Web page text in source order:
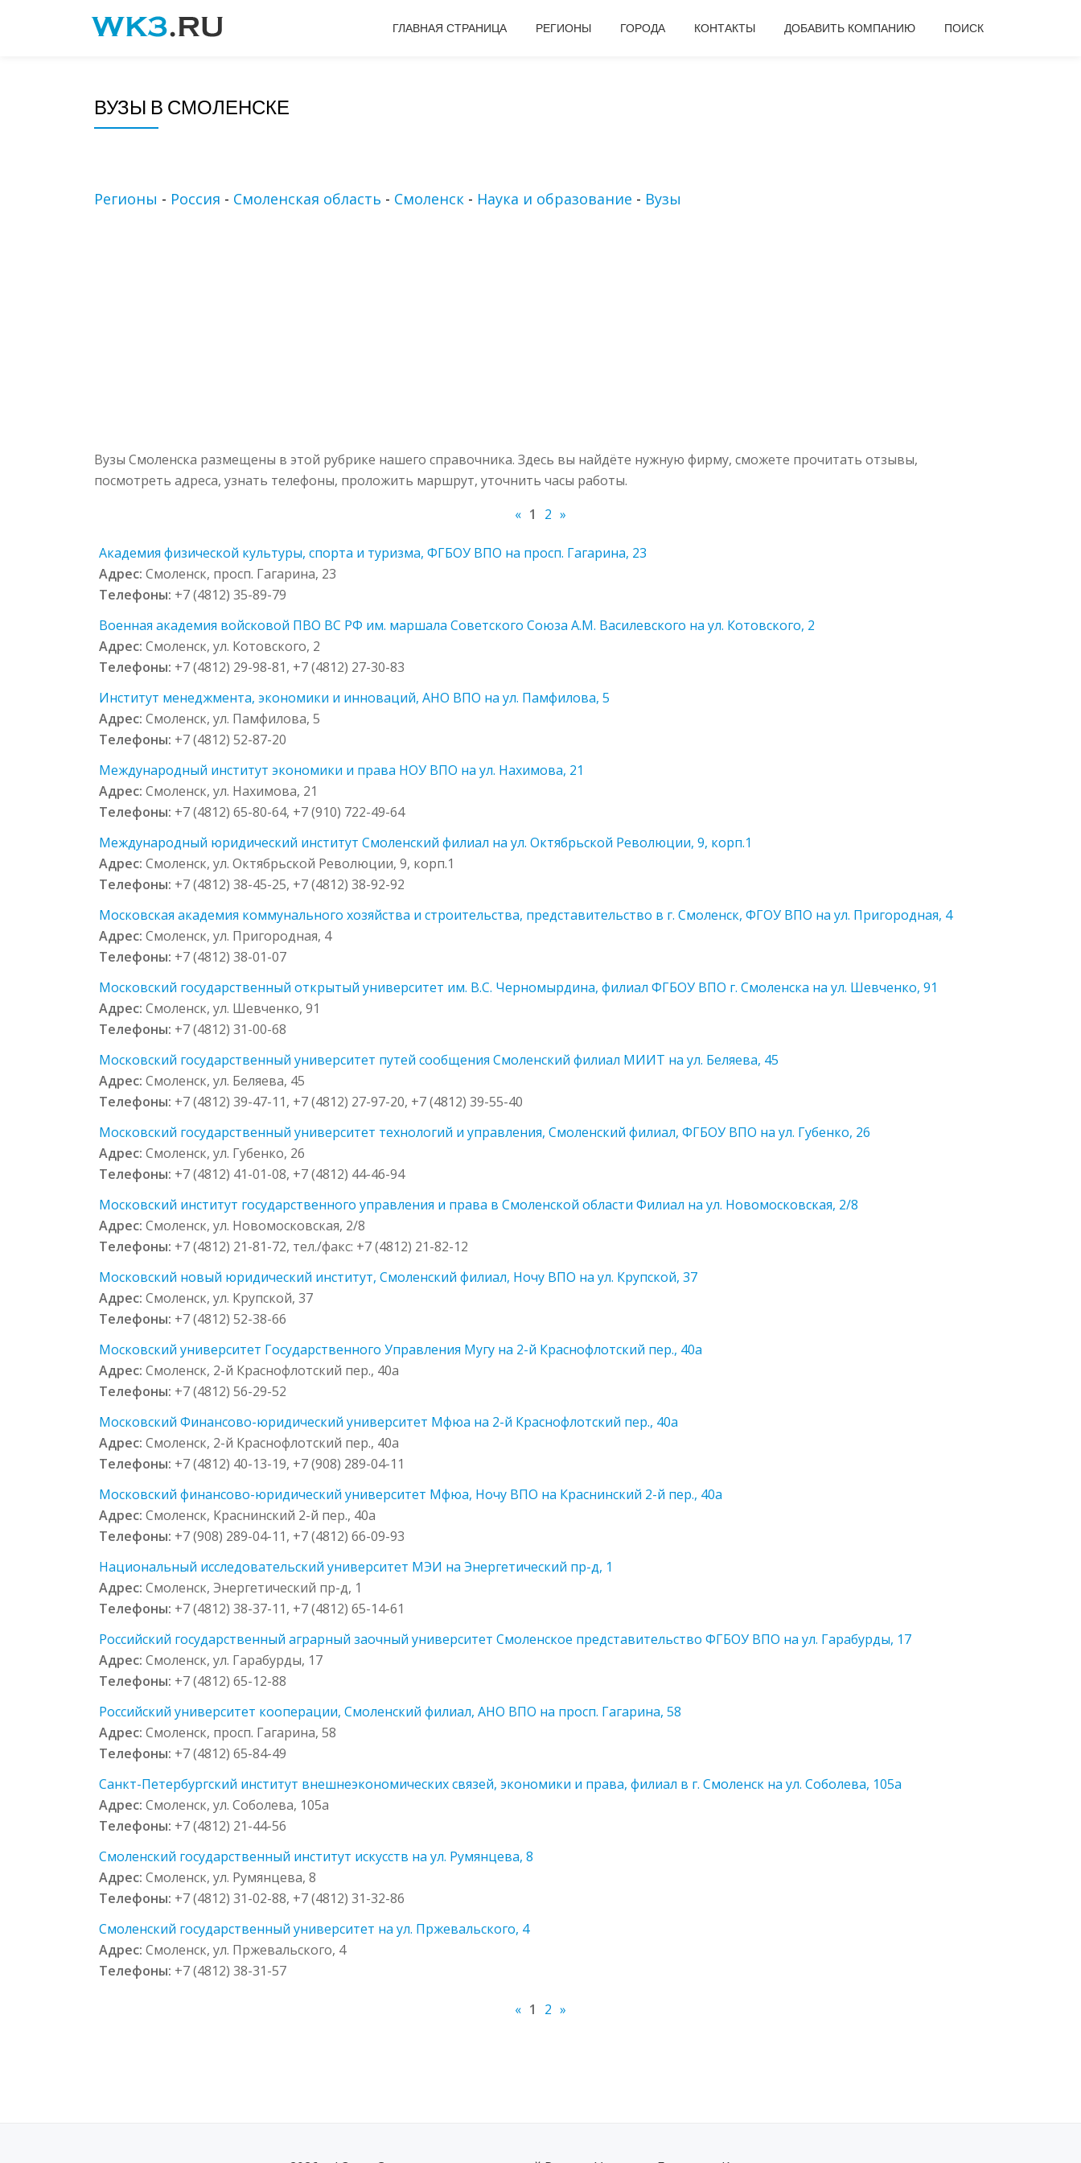
ГЛАВНАЯ СТРАНИЦА РЕГИОНЫ ГОРОДА КОНТАКТЫ ДОБАВИТЬ КОМПАНИЮ ПОИСК
ВУЗЫ В СМОЛЕНСКЕ
Регионы - Россия - Смоленская область - Смоленск - Наука и образование - Вузы
Вузы Смоленска размещены в этой рубрике нашего справочника. Здесь вы найдёте нужную фирму, сможете прочитать отзывы,
посмотреть адреса, узнать телефоны, проложить маршрут, уточнить часы работы.
« 1 2 »
Академия физической культуры, спорта и туризма, ФГБОУ ВПО на просп. Гагарина, 23
Адрес:Смоленск, просп. Гагарина, 23
Телефоны: +7 (4812) 35-89-79
Военная академия войсковой ПВО ВС РФ им. маршала Советского Союза А.М. Василевского на ул. Котовского, 2
Адрес:Смоленск, ул. Котовского, 2
Телефоны: +7 (4812) 29-98-81, +7 (4812) 27-30-83
Институт менеджмента, экономики и инноваций, АНО ВПО на ул. Памфилова, 5
Адрес:Смоленск, ул. Памфилова, 5
Телефоны: +7 (4812) 52-87-20
Международный институт экономики и права НОУ ВПО на ул. Нахимова, 21
Адрес:Смоленск, ул. Нахимова, 21
Телефоны: +7 (4812) 65-80-64, +7 (910) 722-49-64
Международный юридический институт Смоленский филиал на ул. Октябрьской Революции, 9, корп.1
Адрес:Смоленск, ул. Октябрьской Революции, 9, корп.1
Телефоны: +7 (4812) 38-45-25, +7 (4812) 38-92-92
Московская академия коммунального хозяйства и строительства, представительство в г. Смоленск, ФГОУ ВПО на ул. Пригородная, 4
Адрес:Смоленск, ул. Пригородная, 4
Телефоны: +7 (4812) 38-01-07
Московский государственный открытый университет им. В.С. Черномырдина, филиал ФГБОУ ВПО г. Смоленска на ул. Шевченко, 91
Адрес:Смоленск, ул. Шевченко, 91
Телефоны: +7 (4812) 31-00-68
Московский государственный университет путей сообщения Смоленский филиал МИИТ на ул. Беляева, 45
Адрес:Смоленск, ул. Беляева, 45
Телефоны: +7 (4812) 39-47-11, +7 (4812) 27-97-20, +7 (4812) 39-55-40
Московский государственный университет технологий и управления, Смоленский филиал, ФГБОУ ВПО на ул. Губенко, 26
Адрес:Смоленск, ул. Губенко, 26
Телефоны: +7 (4812) 41-01-08, +7 (4812) 44-46-94
Московский институт государственного управления и права в Смоленской области Филиал на ул. Новомосковская, 2/8
Адрес:Смоленск, ул. Новомосковская, 2/8
Телефоны: +7 (4812) 21-81-72, тел./факс: +7 (4812) 21-82-12
Московский новый юридический институт, Смоленский филиал, Ночу ВПО на ул. Крупской, 37
Адрес:Смоленск, ул. Крупской, 37
Телефоны: +7 (4812) 52-38-66
Московский университет Государственного Управления Мугу на 2-й Краснофлотский пер., 40а
Адрес:Смоленск, 2-й Краснофлотский пер., 40а
Телефоны: +7 (4812) 56-29-52
Московский Финансово-юридический университет Мфюа на 2-й Краснофлотский пер., 40а
Адрес:Смоленск, 2-й Краснофлотский пер., 40а
Телефоны: +7 (4812) 40-13-19, +7 (908) 289-04-11
Московский финансово-юридический университет Мфюа, Ночу ВПО на Краснинский 2-й пер., 40а
Адрес:Смоленск, Краснинский 2-й пер., 40а
Телефоны: +7 (908) 289-04-11, +7 (4812) 66-09-93
Национальный исследовательский университет МЭИ на Энергетический пр-д, 1
Адрес:Смоленск, Энергетический пр-д, 1
Телефоны: +7 (4812) 38-37-11, +7 (4812) 65-14-61
Российский государственный аграрный заочный университет Смоленское представительство ФГБОУ ВПО на ул. Гарабурды, 17
Адрес:Смоленск, ул. Гарабурды, 17
Телефоны: +7 (4812) 65-12-88
Российский университет кооперации, Смоленский филиал, АНО ВПО на просп. Гагарина, 58
Адрес:Смоленск, просп. Гагарина, 58
Телефоны: +7 (4812) 65-84-49
Санкт-Петербургский институт внешнеэкономических связей, экономики и права, филиал в г. Смоленск на ул. Соболева, 105а
Адрес:Смоленск, ул. Соболева, 105а
Телефоны: +7 (4812) 21-44-56
Смоленский государственный институт искусств на ул. Румянцева, 8
Адрес:Смоленск, ул. Румянцева, 8
Телефоны: +7 (4812) 31-02-88, +7 (4812) 31-32-86
Смоленский государственный университет на ул. Пржевальского, 4
Адрес:Смоленск, ул. Пржевальского, 4
Телефоны: +7 (4812) 38-31-57
« 1 2 »